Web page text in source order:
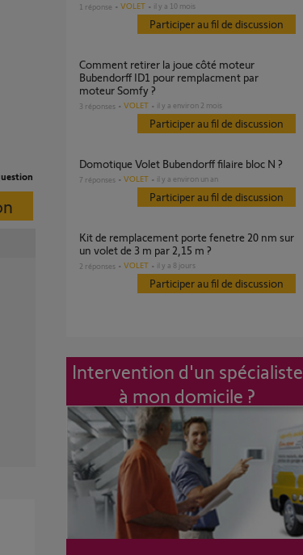
1 réponse VOLET il y a 10 mois
Participer au fil de discussion
Comment retirer la joue côté moteur
Bubendorff ID1 pour remplacment par
moteur Somfy ?
3 réponses VOLET il y a environ 2 mois
Participer au fil de discussion
Domotique Volet Bubendorff filaire bloc N ?
7 réponses VOLET il y a environ un an
Participer au fil de discussion
Kit de remplacement porte fenetre 20 nm sur
un volet de 3 m par 2,15 m ?
2 réponses VOLET il y a 8 jours
Participer au fil de discussion
Intervention d'un spécialiste
à mon domicile ?